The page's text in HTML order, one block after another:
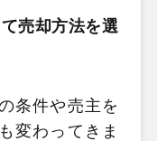
売却方法を選
条件や売主を
変わってきま